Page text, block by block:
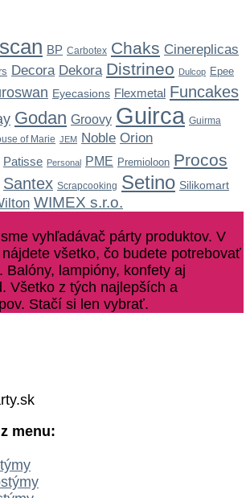
BP Carbotex Chaks Cinereplicas
Decora Dekora Distrineo Dulcop Epee
Eyecasions Flexmetal Funcakes
Godan Groovy Guirca Guirma
of Marie JEM Noble Orion
Patisse Personal PME Premioloon Procos
Santex Scrapcooking Setino Silikomart
WIMEX s.r.o.
vyhľadávač párty produktov. V
všetko, čo budete potrebovať
Balóny, lampióny, konfety aj
Všetko z tých najlepších a
Stačí si len vybrať.
menu: